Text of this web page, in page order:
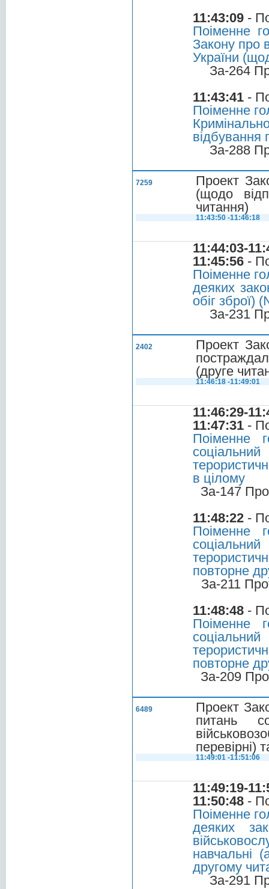
11:43:09 -
Поіменне
Закону про
України
За-264
11:43:41 -
Поіменне
відбування
За-288
7259
Проект
(щодо
читання)
11:43:50 -11:46:18
11:44:03-
11:45:56 -
Поіменне
деяких
обіг зброї)
За-231
2402
Проект
(друге
11:46:18 -11:49:01
11:46:29-
11:47:31 -
Поіменне
в цілому
За-147
11:48:22 -
Поіменне
повторне
За-211
11:48:48 -
Поіменне
повторне
За-209
6489
Проект
питань
перевірні)
11:49:01 -11:51:06
11:49:19-
11:50:48 -
Поіменне
деяких
навчальні
другому
За-291